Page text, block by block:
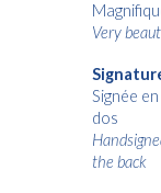
Very
Signée
dos
the back